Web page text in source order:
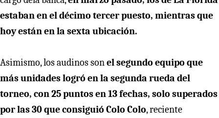
estaban en el décimo tercer puesto, mientras que
hoy están en la sexta ubicación.
Asimismo, los audinos sonel segundo equipo que
más unidades logró en la segunda rueda del
torneo, con 25 puntos en 13 fechas, solo superados
por las 30 que consiguió Colo Colo, reciente